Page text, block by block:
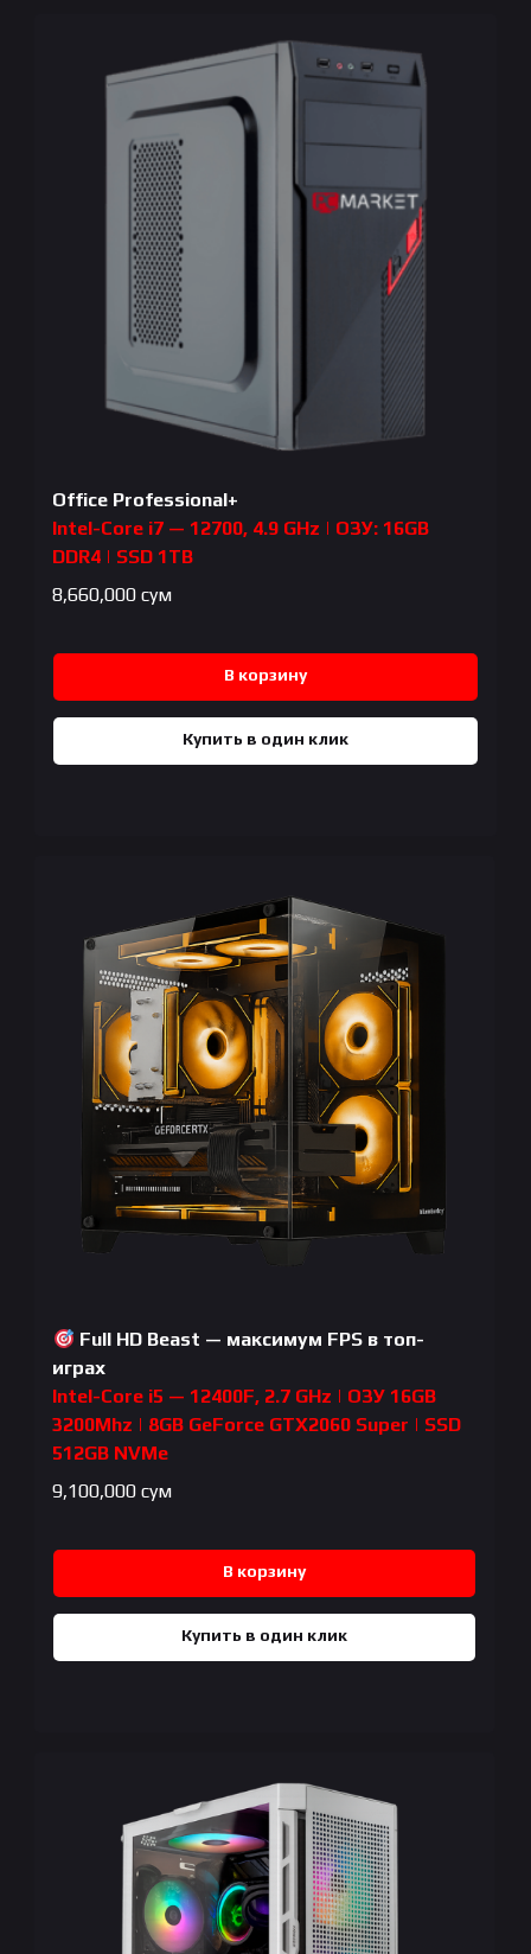
Office Professional+
Intel-Core i7 — 12700, 4.9 GHz | ОЗУ: 16GB
DDR4 | SSD 1TB
8,660,000 сум
В корзину
Купить в один клик
Full HD Beast — максимум FPS в топ-
играх
Intel-Core i5 — 12400F, 2.7 GHz | ОЗУ 16GB
3200Mhz | 8GB GeForce GTX2060 Super | SSD
512GB NVMe
9,100,000 сум
В корзину
Купить в один клик